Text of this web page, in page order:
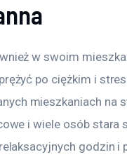
w swoim
po ciężkim i
mieszkaniach na
i wiele osób stara
godzin i